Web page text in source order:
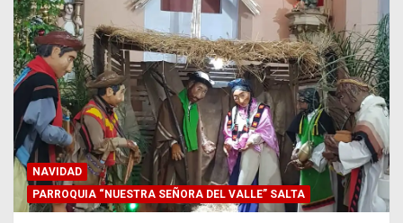
NAVIDAD
PARROQUIA “NUESTRA SEÑORA DEL VALLE” SALTA